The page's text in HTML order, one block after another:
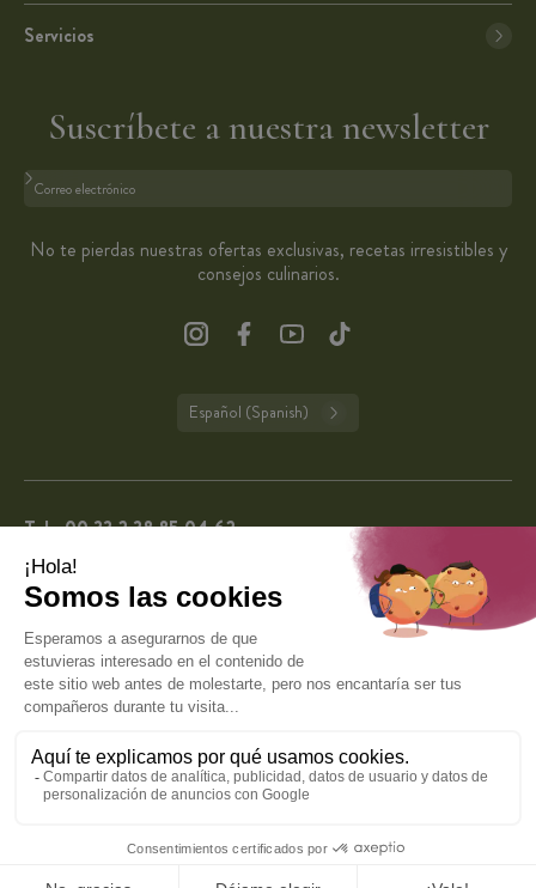
Servicios
Suscríbete a nuestra newsletter
Formato: dirección@email.com
No te pierdas nuestras ofertas exclusivas, recetas irresistibles y
consejos culinarios.
Español (Spanish)
Tel.:00 33 2 38 85 04 62
De lunes a viernes de 9:00 a 13:00 y de 14:00 a 16:00 (excepto días festivos en
Francia).
4.7
CuisineAddict tiene una calificación de 4,7 sobre 5
basada en más de 62.227 reseñas auténticas. Gracias
por su fidelidad.
VER TODAS LAS OPINIONES
Protección de datos